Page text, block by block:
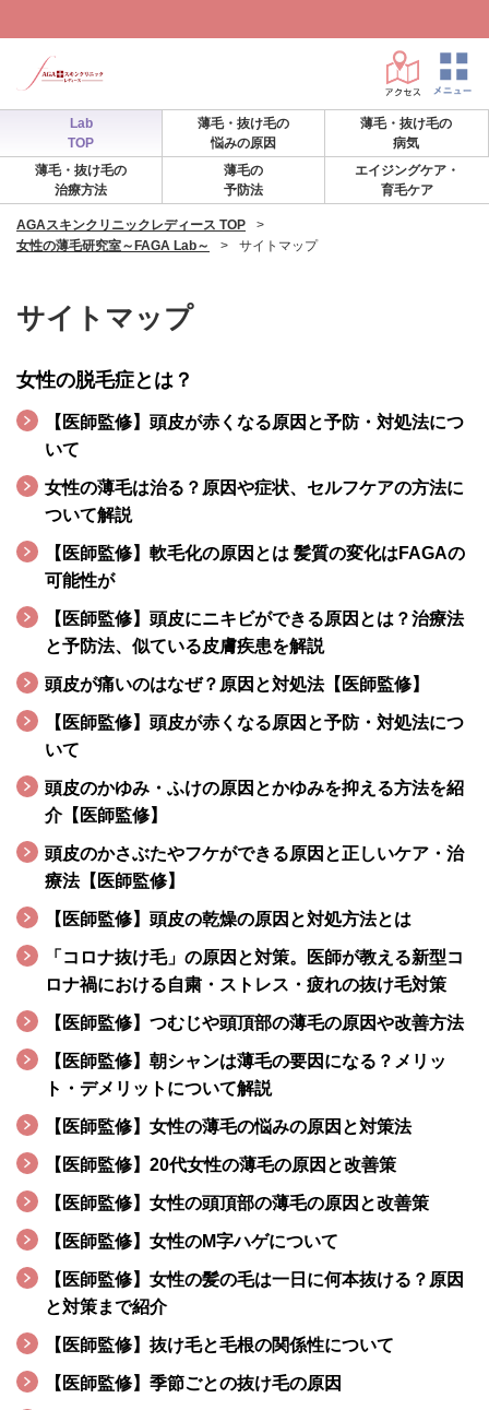
Lab
TOP
薄毛・抜け毛の
悩みの原因
薄毛・抜け毛の
病気
薄毛・抜け毛の
治療方法
薄毛の
予防法
エイジングケア・
育毛ケア
AGAスキンクリニックレディース TOP
>
女性の薄毛研究室～FAGA Lab～
> サイトマップ
サイトマップ
女性の脱毛症とは？
【医師監修】頭皮が赤くなる原因と予防・対処法につ
いて
女性の薄毛は治る？原因や症状、セルフケアの方法に
ついて解説
【医師監修】軟毛化の原因とは 髪質の変化はFAGAの
可能性が
【医師監修】頭皮にニキビができる原因とは？治療法
と予防法、似ている皮膚疾患を解説
頭皮が痛いのはなぜ？原因と対処法【医師監修】
【医師監修】頭皮が赤くなる原因と予防・対処法につ
いて
頭皮のかゆみ・ふけの原因とかゆみを抑える方法を紹
介【医師監修】
頭皮のかさぶたやフケができる原因と正しいケア・治
療法【医師監修】
【医師監修】頭皮の乾燥の原因と対処方法とは
「コロナ抜け毛」の原因と対策。医師が教える新型コ
ロナ禍における自粛・ストレス・疲れの抜け毛対策
【医師監修】つむじや頭頂部の薄毛の原因や改善方法
【医師監修】朝シャンは薄毛の要因になる？メリッ
ト・デメリットについて解説
【医師監修】女性の薄毛の悩みの原因と対策法
【医師監修】20代女性の薄毛の原因と改善策
【医師監修】女性の頭頂部の薄毛の原因と改善策
【医師監修】女性のM字ハゲについて
【医師監修】女性の髪の毛は一日に何本抜ける？原因
と対策まで紹介
【医師監修】抜け毛と毛根の関係性について
【医師監修】季節ごとの抜け毛の原因